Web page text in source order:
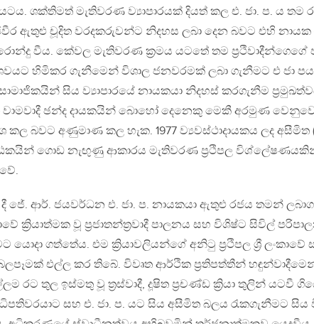
ශක්තිමත් මැතිවරණ ව්‍යාපාරයක් දියත් කල එ. ජා. ප. ය
ඇතුළු චූදිත වරදකරුවන්ට නිදහස ලබා දෙන බවට එහි
වීය. කේවල මැතිවරණ ක්‍රමය යටතේ තම ප්‍රථිවාදීන්ගෙගේ
හිමිකර ගැනීමෙන් විශාල ජනවරමක් ලබා ගැනීමට එ ජා
සිය ව්‍යාපාරයේ නායකයා නිදහස් කරගැනීම
වාමවාදී ඡන්ද දායකයින් බොහෝ දෙනෙකු මෙකී අරමුණ
කල බවට අණුමාණ කල හැක. 1977 ව්‍යවස්ථාදායකය ලද අසීමිත
ගොඩ නැඟුණු ආකාරය මැතිවරණ ප්‍රථිපල
දී ජේ. ආර්. ජයවර්ධන එ. ජා. ප. නායකයා ඇතුළු රජය තමන්
ක්‍රියාත්මක වූ ප්‍රජාතන්ත්‍රවාදී පාලනය සහ විශිෂ්ට සිවිල්
යොදා ගත්තේය. එම ක්‍රියාවලියන්ගේ අනිටු ප්‍රථිපල ශ්‍රී
බලපෑමක් එල්ල කර තිබේ. විවෘත ආර්ථික ප්‍රතිපත්තීන්
රට තුල ඉස්මතු වූ ත්‍රස්වාදී, දූෂිත ප්‍රචණ්ඩ ක්‍රියා තුලින් යටවී
සහ එ. ජා. ප. යට සිය අසීමිත බලය රැකගැනීමට